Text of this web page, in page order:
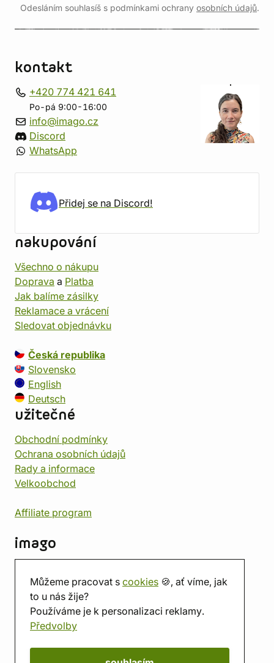
Můžeme pracovat s cookies 🍪, ať víme, jak
to u nás žije?
Používáme je k personalizaci reklamy.
Předvolby
Odesláním souhlasíš s podmínkami ochrany osobních údajů.
kontakt
+420 774 421 641
Po-pá 9:00-16:00
info@imago.cz
Discord
WhatsApp
Přidej se na Discord!
nakupování
Všechno o nákupu
Doprava a Platba
Jak balíme zásilky
Reklamace a vrácení
Sledovat objednávku
Česká republika
Slovensko
English
Deutsch
užitečné
Obchodní podmínky
Ochrana osobních údajů
Rady a informace
Velkoobchod
Affiliate program
imago
Prodejna
Herna
O nás
Hodnocení obchodu